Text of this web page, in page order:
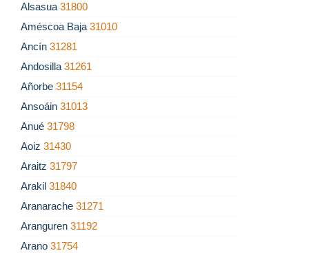
Alsasua 31800
Améscoa Baja 31010
Ancín 31281
Andosilla 31261
Añorbe 31154
Ansoáin 31013
Anué 31798
Aoiz 31430
Araitz 31797
Arakil 31840
Aranarache 31271
Aranguren 31192
Arano 31754